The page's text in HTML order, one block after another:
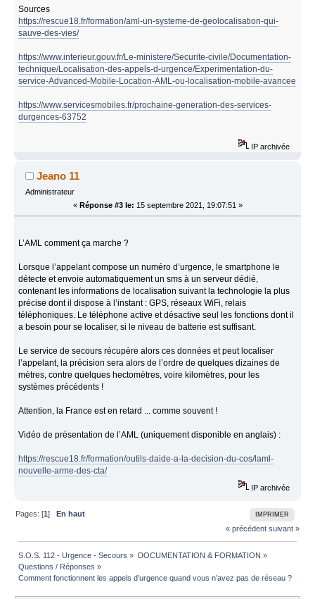
Sources
https://rescue18.fr/formation/aml-un-systeme-de-geolocalisation-qui-
sauve-des-vies/
https://www.interieur.gouv.fr/Le-ministere/Securite-civile/Documentation-
technique/Localisation-des-appels-d-urgence/Experimentation-du-
service-Advanced-Mobile-Location-AML-ou-localisation-mobile-avancee
https://www.servicesmobiles.fr/prochaine-generation-des-services-
durgences-63752
IP archivée
Jeano 11
Administrateur
« Réponse #3 le: 15 septembre 2021, 19:07:51 »
L’AML comment ça marche ?
Lorsque l’appelant compose un numéro d’urgence, le smartphone le
détecte et envoie automatiquement un sms à un serveur dédié,
contenant les informations de localisation suivant la technologie la plus
précise dont il dispose à l’instant : GPS, réseaux WiFi, relais
téléphoniques. Le téléphone active et désactive seul les fonctions dont il
a besoin pour se localiser, si le niveau de batterie est suffisant.
Le service de secours récupère alors ces données et peut localiser
l’appelant, la précision sera alors de l’ordre de quelques dizaines de
mètres, contre quelques hectomètres, voire kilomètres, pour les
systèmes précédents !
Attention, la France est en retard ... comme souvent !
Vidéo de présentation de l’AML (uniquement disponible en anglais) :
https://rescue18.fr/formation/outils-daide-a-la-decision-du-cos/laml-
nouvelle-arme-des-cta/
IP archivée
IMPRIMER
Pages: [1]En haut
« précédent suivant »
S.O.S. 112 - Urgence - Secours » DOCUMENTATION & FORMATION »
Questions / Réponses »
Comment fonctionnent les appels d’urgence quand vous n’avez pas de réseau ?